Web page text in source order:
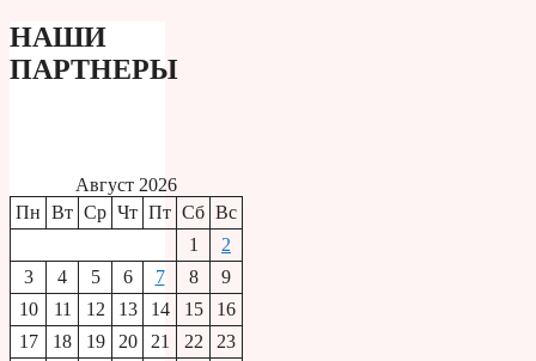
НАШИ
ПАРТНЕРЫ
Август 2026
Пн Вт Ср Чт Пт Сб Вс
1
2
3
4 5 6 7 8
9
10
11 12 13 14 15
16
17
18 19 20 21 22
23